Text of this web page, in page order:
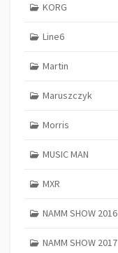
KORG
Line6
Martin
Maruszczyk
Morris
MUSIC MAN
MXR
NAMM SHOW 2016
NAMM SHOW 2017